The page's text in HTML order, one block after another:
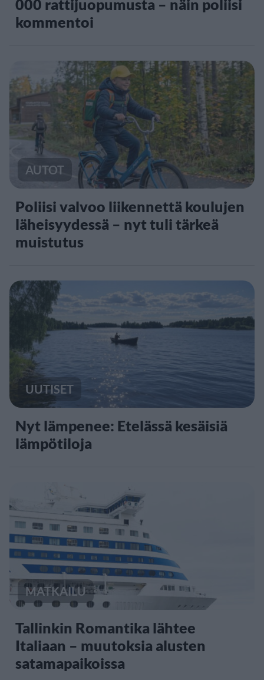
000 rattijuopumusta – näin poliisi
kommentoi
AUTOT
Poliisi valvoo liikennettä koulujen
läheisyydessä – nyt tuli tärkeä
muistutus
UUTISET
Nyt lämpenee: Etelässä kesäisiä
lämpötiloja
MATKAILU
Tallinkin Romantika lähtee
Italiaan – muutoksia alusten
satamapaikoissa